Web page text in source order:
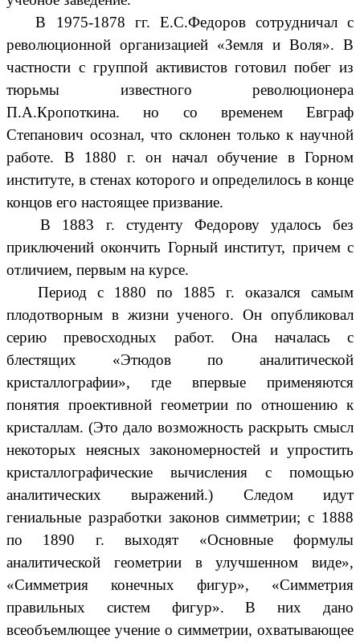
В 1975-1878 гг. Е.С.Федоров сотрудничал с
революционной организацией «Земля и Воля». В
частности с группой активистов готовил побег из
тюрьмы известного революционера
П.А.Кропоткина. но со временем Евграф
Степанович осознал, что склонен только к научной
работе. В 1880 г. он начал обучение в Горном
институте, в стенах которого и определилось в конце
концов его настоящее призвание.
В 1883 г. студенту Федорову удалось без
приключений окончить Горный институт, причем с
отличием, первым на курсе.
Период с 1880 по 1885 г. оказался самым
плодотворным в жизни ученого. Он опубликовал
серию превосходных работ. Она началась с
блестящих «Этюдов по аналитической
кристаллографии», где впервые применяются
понятия проективной геометрии по отношению к
кристаллам. (Это дало возможность раскрыть смысл
некоторых неясных закономерностей и упростить
кристаллографические вычисления с помощью
аналитических выражений.) Следом идут
гениальные разработки законов симметрии; с 1888
по 1890 г. выходят «Основные формулы
аналитической геометрии в улучшенном виде»,
«Симметрия конечных фигур», «Симметрия
правильных систем фигур». В них дано
всеобъемлющее учение о симметрии, охватывающее